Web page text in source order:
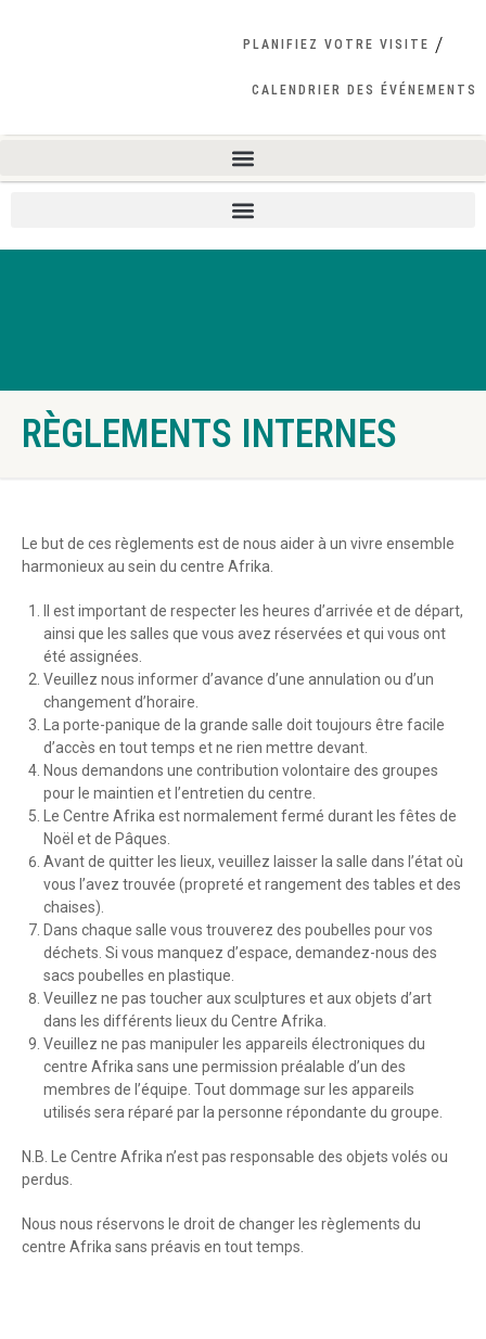
PLANIFIEZ VOTRE VISITE
CALENDRIER DES ÉVÉNEMENTS
RÈGLEMENTS INTERNES
Le but de ces règlements est de nous aider à un vivre ensemble
harmonieux au sein du centre Afrika.
Il est important de respecter les heures d’arrivée et de départ,
ainsi que les salles que vous avez réservées et qui vous ont
été assignées.
Veuillez nous informer d’avance d’une annulation ou d’un
changement d’horaire.
La porte-panique de la grande salle doit toujours être facile
d’accès en tout temps et ne rien mettre devant.
Nous demandons une contribution volontaire des groupes
pour le maintien et l’entretien du centre.
Le Centre Afrika est normalement fermé durant les fêtes de
Noël et de Pâques.
Avant de quitter les lieux, veuillez laisser la salle dans l’état où
vous l’avez trouvée (propreté et rangement des tables et des
chaises).
Dans chaque salle vous trouverez des poubelles pour vos
déchets. Si vous manquez d’espace, demandez-nous des
sacs poubelles en plastique.
Veuillez ne pas toucher aux sculptures et aux objets d’art
dans les différents lieux du Centre Afrika.
Veuillez ne pas manipuler les appareils électroniques du
centre Afrika sans une permission préalable d’un des
membres de l’équipe. Tout dommage sur les appareils
utilisés sera réparé par la personne répondante du groupe.
N.B. Le Centre Afrika n’est pas responsable des objets volés ou
perdus.
Nous nous réservons le droit de changer les règlements du
centre Afrika sans préavis en tout temps.